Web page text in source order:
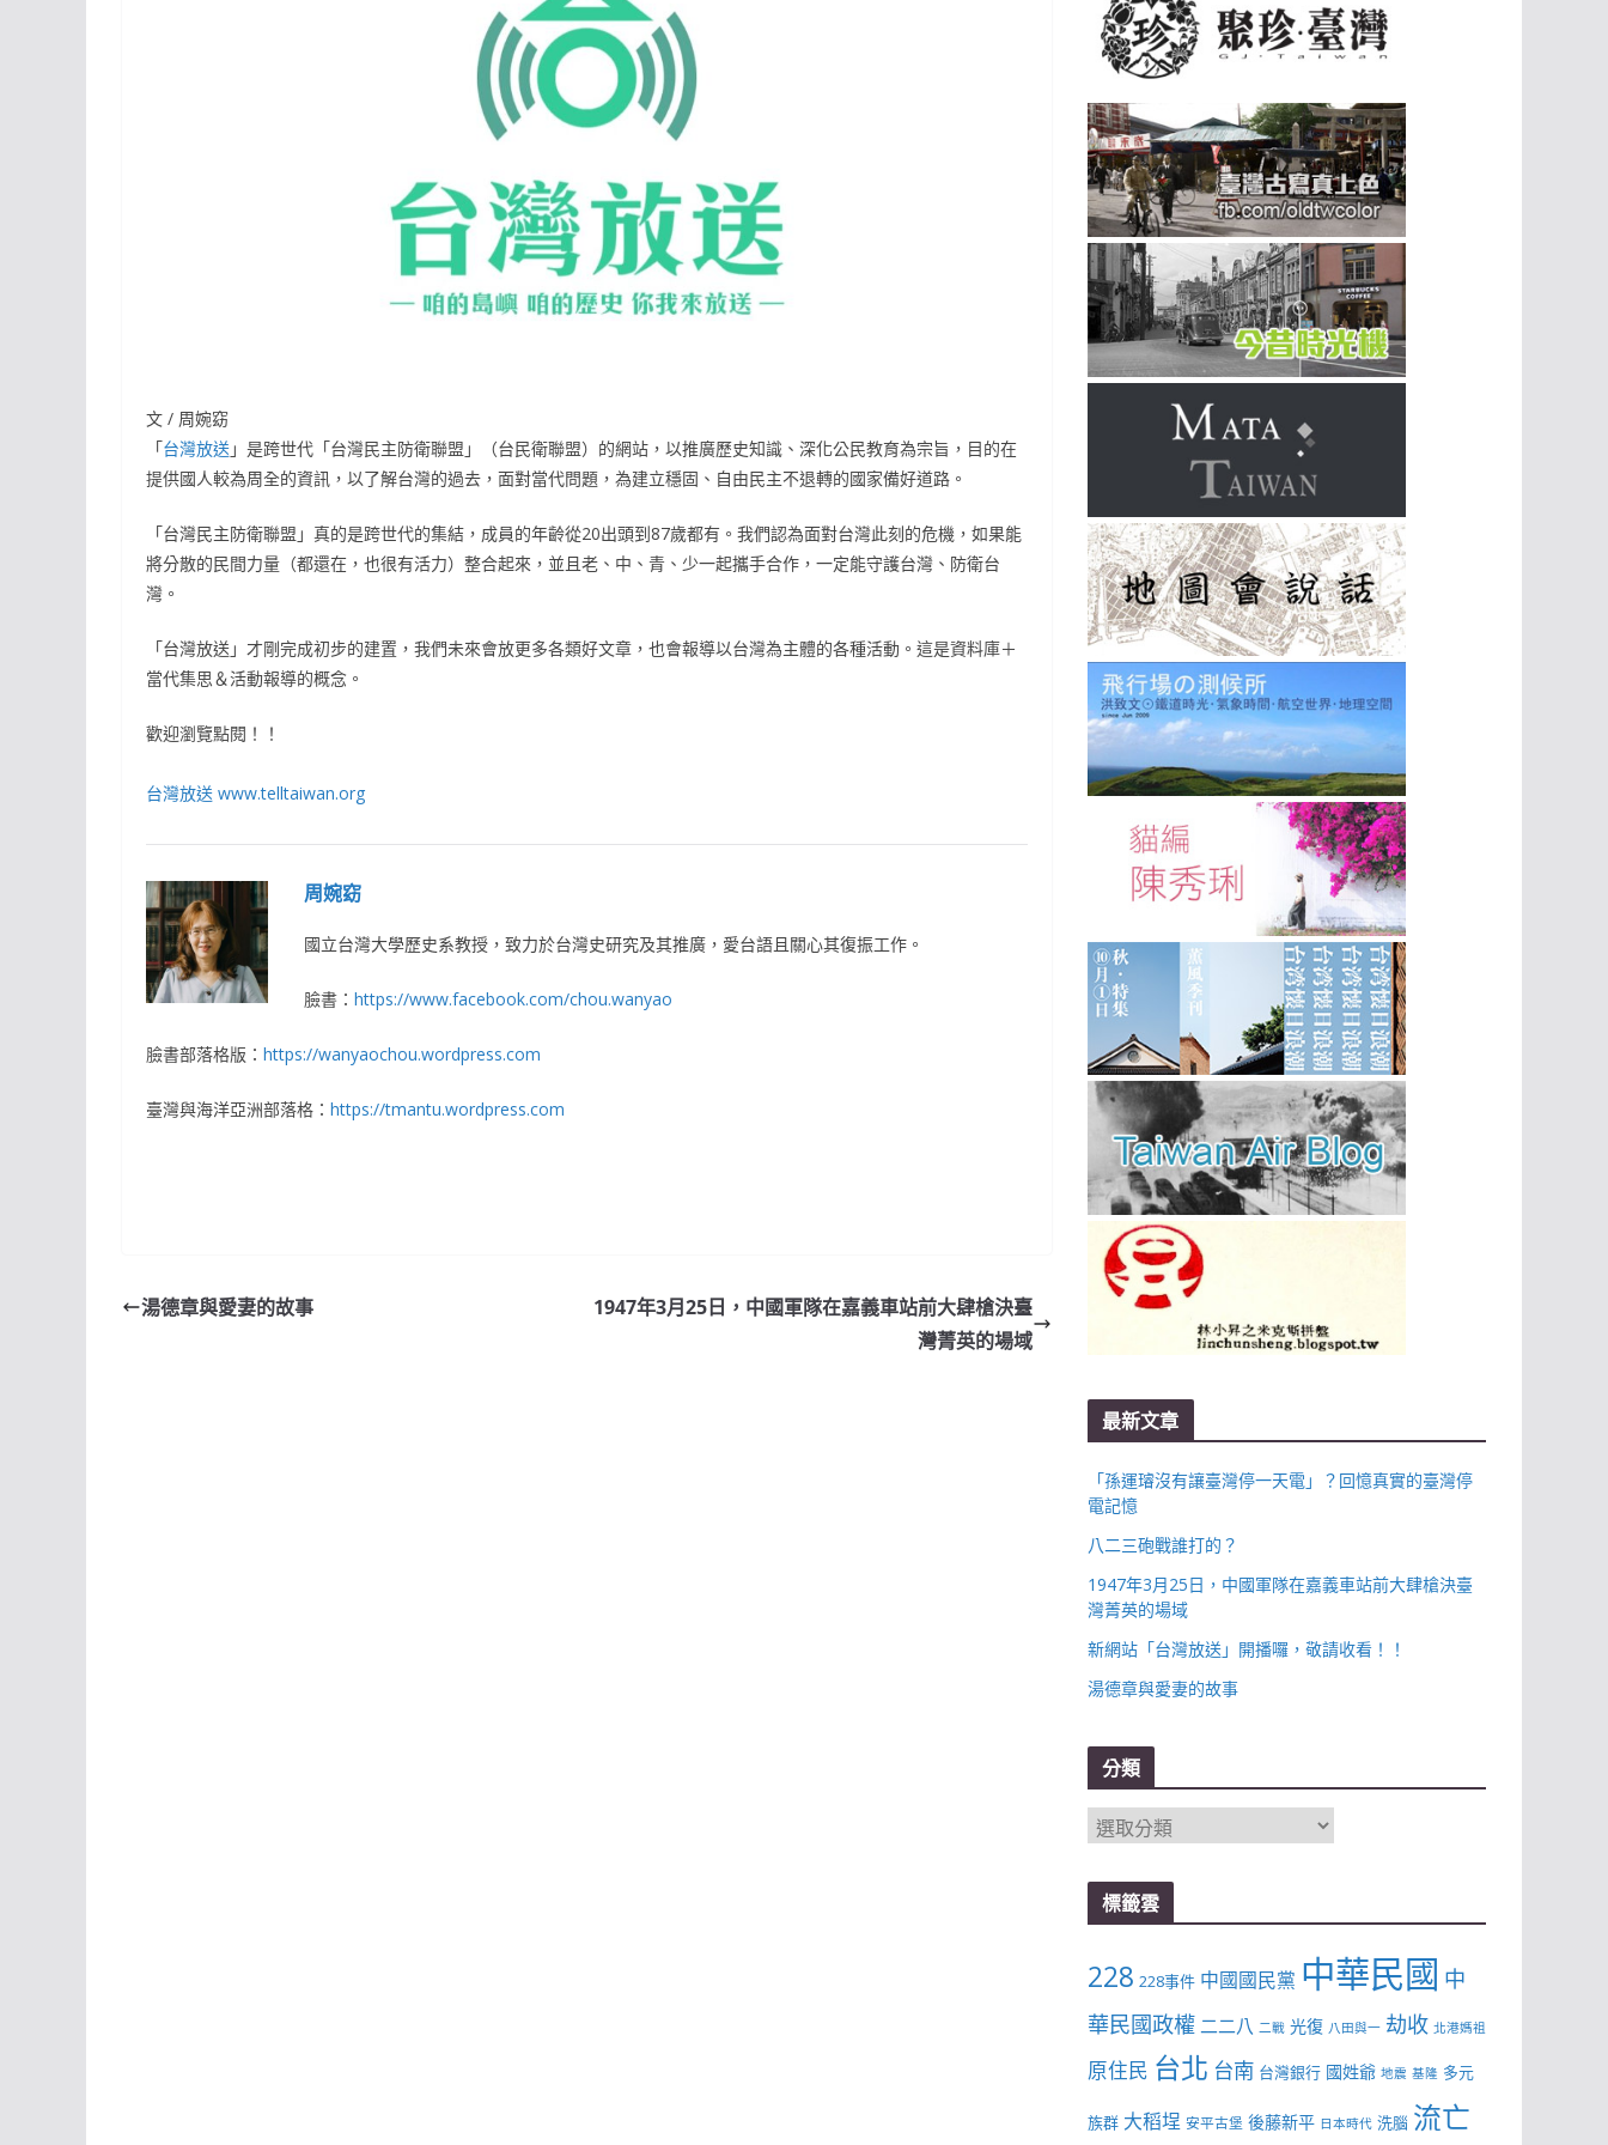
文 / 周婉窈
「台灣放送」是跨世代「台灣民主防衛聯盟」（台民衛聯盟）的網站，以推廣歷史知識、深化公民教育為宗旨，目的在
提供國人較為周全的資訊，以了解台灣的過去，面對當代問題，為建立穩固、自由民主不退轉的國家備好道路。
「台灣民主防衛聯盟」真的是跨世代的集結，成員的年齡從20出頭到87歲都有。我們認為面對台灣此刻的危機，如果能
將分散的民間力量（都還在，也很有活力）整合起來，並且老、中、青、少一起攜手合作，一定能守護台灣、防衛台
灣。
「台灣放送」才剛完成初步的建置，我們未來會放更多各類好文章，也會報導以台灣為主體的各種活動。這是資料庫＋
當代集思＆活動報導的概念。
歡迎瀏覽點閱！！
台灣放送 www.telltaiwan.org
周婉窈
國立台灣大學歷史系教授，致力於台灣史研究及其推廣，愛台語且關心其復振工作。
臉書： https://www.facebook.com/chou.wanyao
臉書部落格版： https://wanyaochou.wordpress.com
臺灣與海洋亞洲部落格： https://tmantu.wordpress.com
湯德章與愛妻的故事
1947年3月25日，中國軍隊在嘉義車站前大肆槍決臺
灣菁英的場域
最新文章
「孫運璿沒有讓臺灣停一天電」？回憶真實的臺灣停
電記憶
八二三砲戰誰打的？
1947年3月25日，中國軍隊在嘉義車站前大肆槍決臺
灣菁英的場域
新網站「台灣放送」開播囉，敬請收看！！
湯德章與愛妻的故事
分類
分
類
標籤雲
228 228事件 中國國民黨 中華民國 中
華民國政權 二二八 二戰 光復 八田與一 劫收 北港媽祖
原住民 台北 台南 台灣銀行 國姓爺 地震 基隆 多元
族群 大稻埕 安平古堡 後藤新平 日本時代 洗腦 流亡